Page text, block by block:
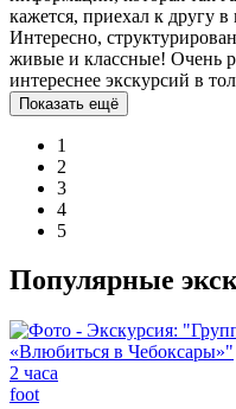
кажется, приехал к другу
Интересно,
живые и классные! Очень
интереснее экскурсий в
Показать ещё
1
2
3
4
5
Популярные
2 часа
foot